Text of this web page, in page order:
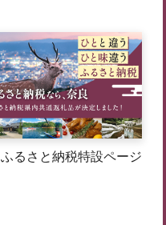
ふるさと納税特設ページ